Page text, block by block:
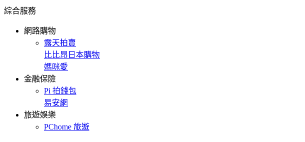
綜合服務
網路購物
露天拍賣
比比昂日本購物
媽咪愛
金融保險
Pi 拍錢包
易安網
旅遊娛樂
PChome 旅遊